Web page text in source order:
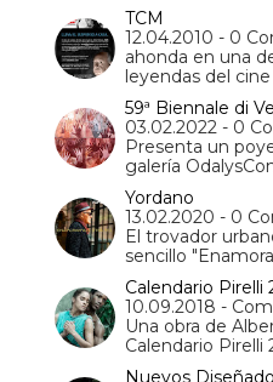
TCM
12.04.2010 - 0
ahonda en una
leyendas del
59ª Biennale di
03.02.2022 - 0
Presenta un
galería
Yordano
13.02.2020 - 0
El trovador
sencillo
Calendario Pirelli
10.09.2018 -
Una obra de
Calendario Pirelli
Nuevos